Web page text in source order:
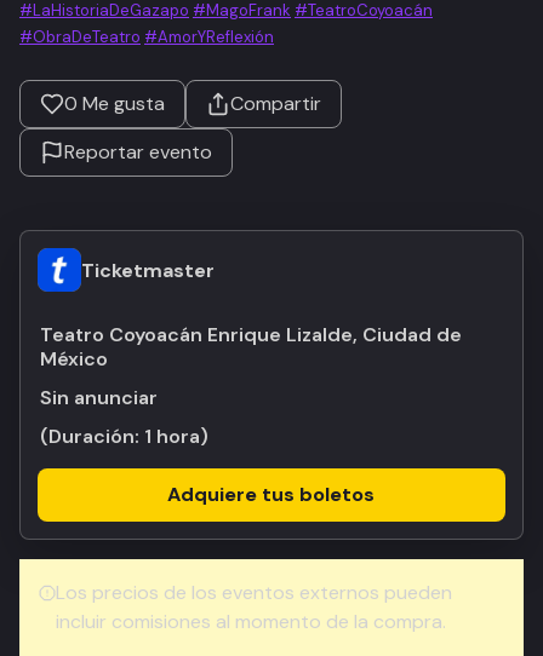
#LaHistoriaDeGazapo #MagoFrank #TeatroCoyoacán
#ObraDeTeatro #AmorYReflexión
0 Me gusta
Compartir
Reportar evento
Ticketmaster
Teatro Coyoacán Enrique Lizalde, Ciudad de
México
Sin anunciar
(Duración: 1 hora)
Adquiere tus boletos
Los precios de los eventos externos pueden
incluir comisiones al momento de la compra.